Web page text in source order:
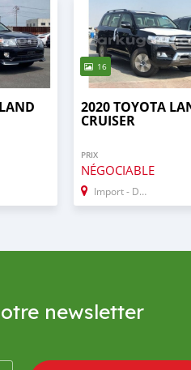
16
2020 TOYOTA
CRUISER
PRIX
NÉGOCIABLE
Import - Dubai
newsletter